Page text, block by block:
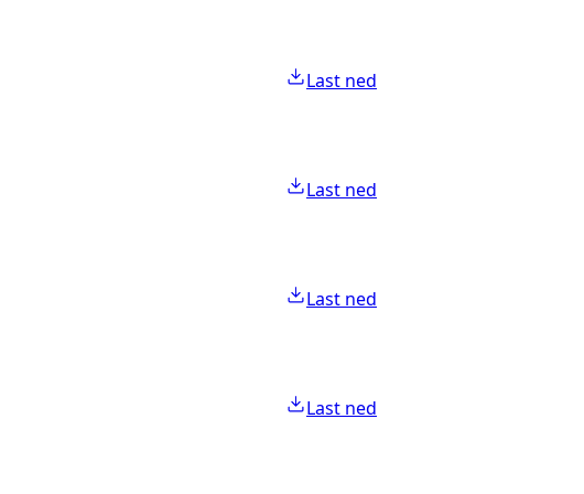
Last ned
Last ned
Last ned
Last ned